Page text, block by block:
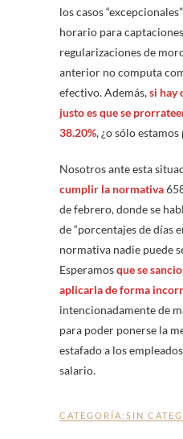
los casos
horario para
regularizaciones de
anterior no computa
efectivo. Además,si hay
justo es que se
38.20%, ¿o sólo
Nosotros ante esta
cumplir la normativa
de febrero, donde se
de “porcentajes de días
normativa nadie puede
Esperamosque se
aplicarla de forma
intencionadamente de
para poder ponerse la
estafado a los
salario.
CATEGORÍA: SIN